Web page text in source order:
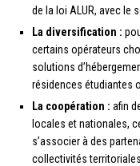
de la loi ALUR, avec le
La diversification :
certains opérateurs
solutions
résidences étudiantes
La coopération : afin
locales et nationales,
s’associer à des
collectivités